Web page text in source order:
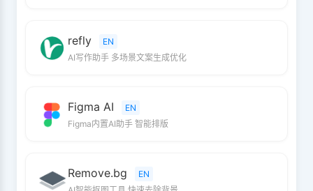
refly
EN
AI写作助手 多场景文案生成优化
Figma AI
EN
Figma内置AI助手 智能排版
Remove.bg
EN